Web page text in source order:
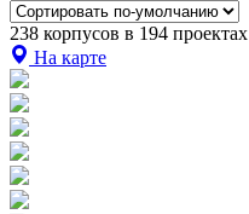
238 корпусов в 194 проектах
На карте